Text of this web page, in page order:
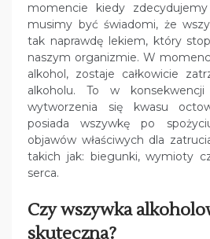
momencie kiedy
musimy być świadomi, że
tak naprawdę lekiem, który
naszym organizmie. W
alkohol, zostaje całkowicie
alkoholu. To w
wytworzenia się kwasu
posiada wszywkę po
objawów właściwych dla
takich jak: biegunki, wymioty
serca.
Czy wszywka
skuteczna?